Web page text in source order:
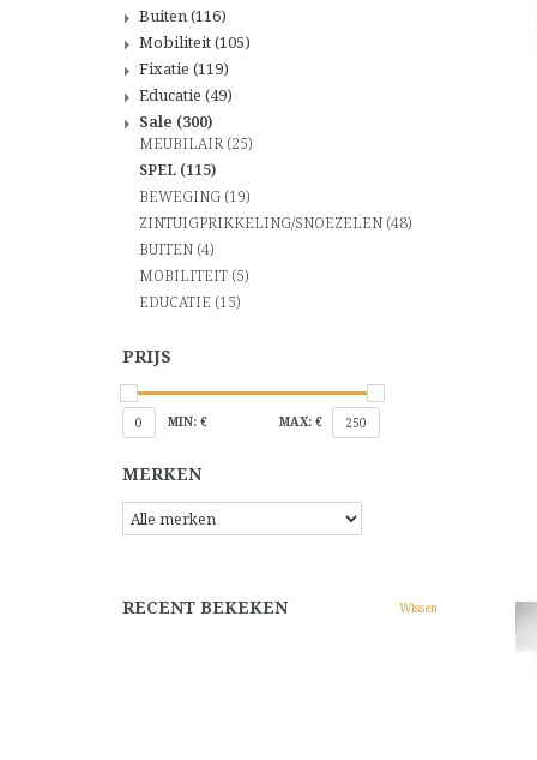
Buiten(116)
Mobiliteit(105)
Fixatie (119)
Educatie (49)
Sale (300)
MEUBILAIR (25)
SPEL (115)
BEWEGING (19)
ZINTUIGPRIKKELING/SNOEZELEN (48)
BUITEN (4)
MOBILITEIT (5)
EDUCATIE (15)
PRIJS
0 MIN: € MAX: € 250
MERKEN
RECENT BEKEKEN Wissen